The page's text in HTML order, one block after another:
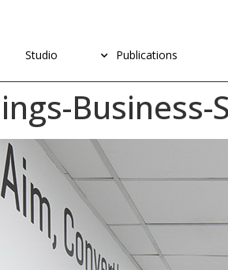
Publications
Studio
Business-